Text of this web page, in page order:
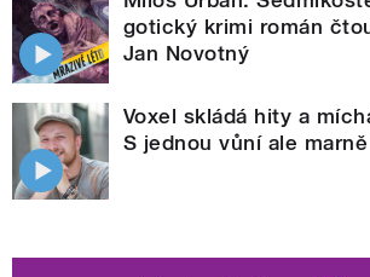
gotický krimi román
Jan Novotný
Voxel skládá hity a
S jednou vůní ale